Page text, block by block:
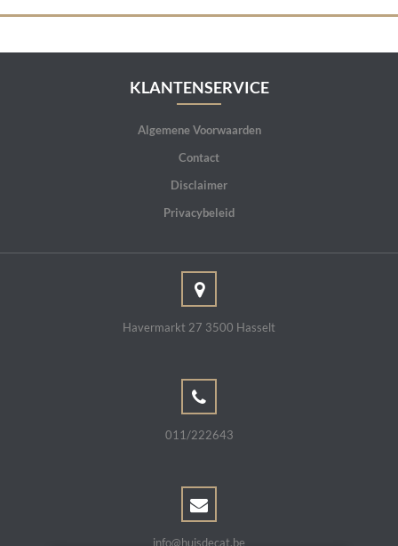
KLANTENSERVICE
Algemene Voorwaarden
Contact
Disclaimer
Privacybeleid
Havermarkt 27 3500 Hasselt
011/222643
info@huisdecat.be